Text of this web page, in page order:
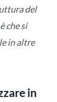
del
che si
in altre
in